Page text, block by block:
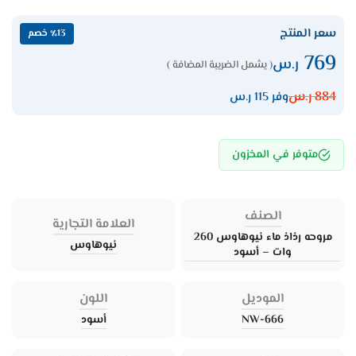
سعر المنتج ٪13 خصم
769 ر.س( يشمل الضريبة المضافة )
884ر.سوفر 115 ر.س
متوفر في المخزون
الصنف
مروحه رذاذ ماء نيوهاوس 260
وات – أسود
العلامة التجارية
نيوهاوس
الموديل
NW-666
اللون
أسود